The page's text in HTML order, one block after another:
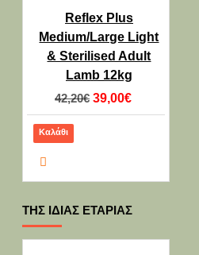
Reflex Plus
Medium/Large Light
& Sterilised Adult
Lamb 12kg
42,20€ 39,00€
Καλάθι
ΤΗΣ ΊΔΙΑΣ ΕΤΑΡΊΑΣ